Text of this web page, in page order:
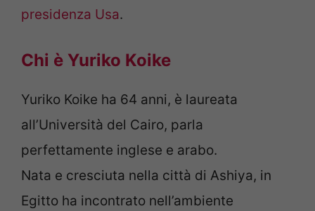
presidenza Usa.
Chi è Yuriko Koike
Yuriko Koike ha 64 anni, è laureata
all’Università del Cairo, parla
perfettamente inglese e arabo.
Nata e cresciuta nella città di Ashiya, in
Egitto ha incontrato nell’ambiente